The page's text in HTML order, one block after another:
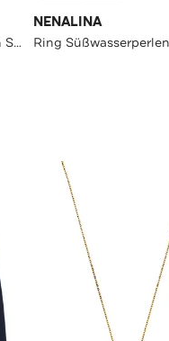
Ring Set mit Kristallen von Swarovski®925 Sterling Silber Gold
NENALINA